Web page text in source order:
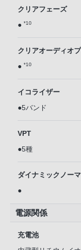
クリアフェーズ
● *10
クリアオーディオ
● *10
イコライザー
●5バンド
VPT
●5種
ダイナミックノー
●
電源関係
充電池